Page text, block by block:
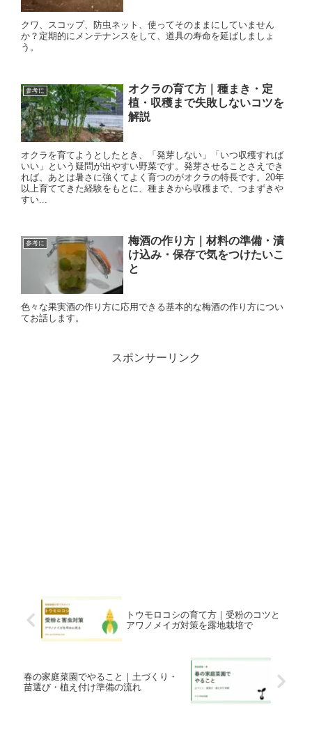
クワ、スコップ、防虫ネット、使ってそのままにしていません
か？定期的にメンテナンスをして、道具の寿命を延ばしましょ
う。
参考に
オクラの育て方｜種まき・定
植・収穫まで失敗しないコツを
解説
オクラを育てようとしたとき、「発芽しない」「いつ収穫すれば
いい」という疑問が出やすい野菜です。発芽させることさえでき
れば、あとは暑さに強くてよく育つのがオクラの特長です。20年
以上育ててきた経験をもとに、種まきから収穫まで、つまずきや
すい...
参考に
梅酒の作り方｜材料の準備・漬
け込み・保存で気をつけたいこ
と
色々な果実酒の作り方に応用できる基本的な梅酒の作り方につい
てお話します。
スポンサーリンク
トウモロコシの育て方｜受粉のコツと
アワノメイガ対策を露地栽培で
春の家庭菜園でやること｜土づくり・
苗選び・植え付け準備の流れ